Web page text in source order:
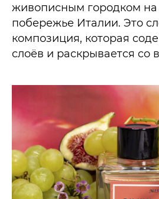
живописным городком
побережье Италии. Это
композиция, которая
слоёв и раскрывается со